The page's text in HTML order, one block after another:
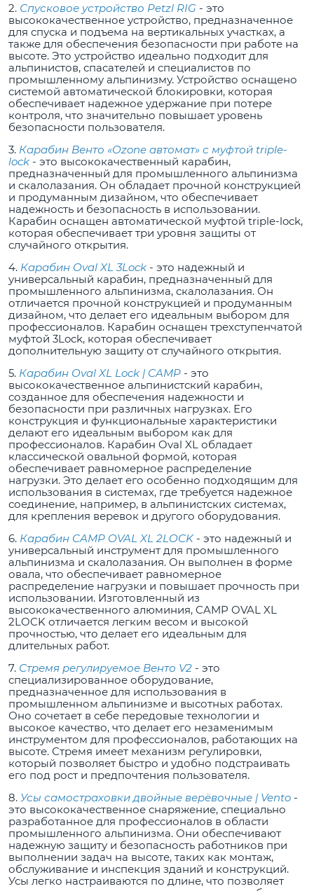
2. Спусковое устройство Petzl RIG - это
высококачественное устройство, предназначенное
для спуска и подъема на вертикальных участках, а
также для обеспечения безопасности при работе на
высоте. Это устройство идеально подходит для
альпинистов, спасателей и специалистов по
промышленному альпинизму. Устройство оснащено
системой автоматической блокировки, которая
обеспечивает надежное удержание при потере
контроля, что значительно повышает уровень
безопасности пользователя.
3. Карабин Венто «Ozone автомат» с муфтой triple-
lock - это высококачественный карабин,
предназначенный для промышленного альпинизма
и скалолазания. Он обладает прочной конструкцией
и продуманным дизайном, что обеспечивает
надежность и безопасность в использовании.
Карабин оснащен автоматической муфтой triple-lock,
которая обеспечивает три уровня защиты от
случайного открытия.
4. Карабин Oval XL 3Lock - это надежный и
универсальный карабин, предназначенный для
промышленного альпинизма, скалолазания. Он
отличается прочной конструкцией и продуманным
дизайном, что делает его идеальным выбором для
профессионалов. Карабин оснащен трехступенчатой
муфтой 3Lock, которая обеспечивает
дополнительную защиту от случайного открытия.
5. Карабин Oval XL Lock | CAMP - это
высококачественное альпинистский карабин,
созданное для обеспечения надежности и
безопасности при различных нагрузках. Его
конструкция и функциональные характеристики
делают его идеальным выбором как для
профессионалов. Карабин Oval XL обладает
классической овальной формой, которая
обеспечивает равномерное распределение
нагрузки. Это делает его особенно подходящим для
использования в системах, где требуется надежное
соединение, например, в альпинистских системах,
для крепления веревок и другого оборудования.
6. Карабин CAMP OVAL XL 2LOCK- это надежный и
универсальный инструмент для промышленного
альпинизма и скалолазания. Он выполнен в форме
овала, что обеспечивает равномерное
распределение нагрузки и повышает прочность при
использовании. Изготовленный из
высококачественного алюминия, CAMP OVAL XL
2LOCK отличается легким весом и высокой
прочностью, что делает его идеальным для
длительных работ.
7. Стремя регулируемое Венто V2 - это
специализированное оборудование,
предназначенное для использования в
промышленном альпинизме и высотных работах.
Оно сочетает в себе передовые технологии и
высокое качество, что делает его незаменимым
инструментом для профессионалов, работающих на
высоте. Стремя имеет механизм регулировки,
который позволяет быстро и удобно подстраивать
его под рост и предпочтения пользователя.
8. Усы самостраховки двойные верёвочные | Vento -
это высококачественное снаряжение, специально
разработанное для профессионалов в области
промышленного альпинизма. Они обеспечивают
надежную защиту и безопасность работников при
выполнении задач на высоте, таких как монтаж,
обслуживание и инспекция зданий и конструкций.
Усы легко настраиваются по длине, что позволяет